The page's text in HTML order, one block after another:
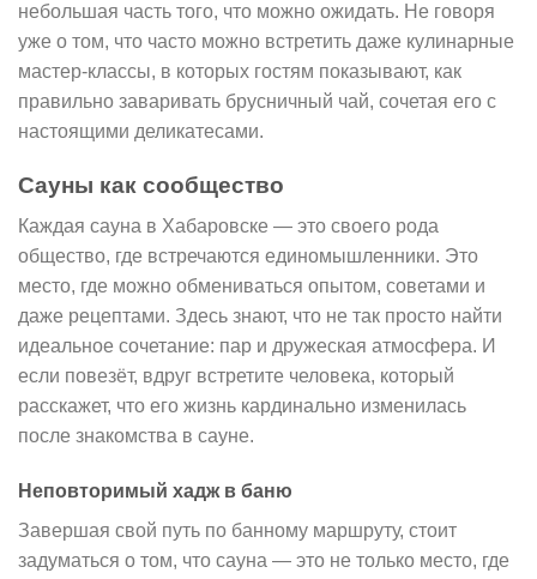
небольшая часть того, что можно ожидать. Не говоря
уже о том, что часто можно встретить даже кулинарные
мастер-классы, в которых гостям показывают, как
правильно заваривать брусничный чай, сочетая его с
настоящими деликатесами.
Сауны как сообщество
Каждая сауна в Хабаровске — это своего рода
общество, где встречаются единомышленники. Это
место, где можно обмениваться опытом, советами и
даже рецептами. Здесь знают, что не так просто найти
идеальное сочетание: пар и дружеская атмосфера. И
если повезёт, вдруг встретите человека, который
расскажет, что его жизнь кардинально изменилась
после знакомства в сауне.
Неповторимый хадж в баню
Завершая свой путь по банному маршруту, стоит
задуматься о том, что сауна — это не только место, где